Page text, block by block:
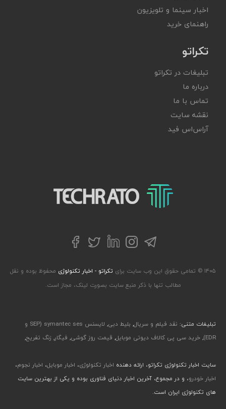
اخبار سینما و تلویزیون
راهنمای خرید
تکراتو
تبلیغات در تکراتو
درباره ما
تماس با ما
نقشه سایت
آر‌اس‌اس فید
تکراتو – زندگی با تکنولوژی
تلگراماینستاگرام
لینکداینتوییترفیسبوک
۱۴۰۵ © تمامی حقوق این وب سایت برای تکراتو - اخبار تکنولوژی محفوظ بوده و نقل
مطالب تنها با ذکر منبع سایت بصورت لینک، مجاز است.
تبلیغات متنی: نقد فیلم و سریال, بلیط دبی,
لایسنس symantec ses (SEP و
EDR)
, خرید سی پی کالاف دیوتی موبایل, قیمت روز گوشی, فیگار, زنگ تفریح,
سایت اخبار تکنولوژی تکراتو، ارائه دهنده اخبار تکنولوژی، اخبار موبایل، اخبار نجوم،
اخبار خودرو، و در مجموع، آخرین اخبار دنیای فناوری بوده و یکی از بهترین سایت
های تکنولوژی ایران است.